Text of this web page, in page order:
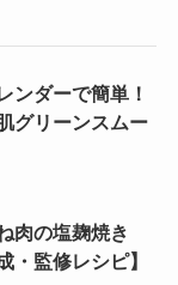
ンダーで簡単！
グリーンスムー
肉の塩麹焼き
・監修レシピ】